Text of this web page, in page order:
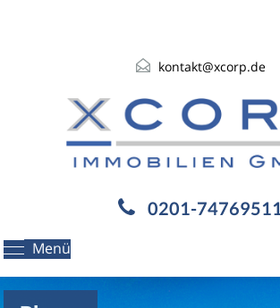
kontakt@xcorp.de
Menü
0201-74769511